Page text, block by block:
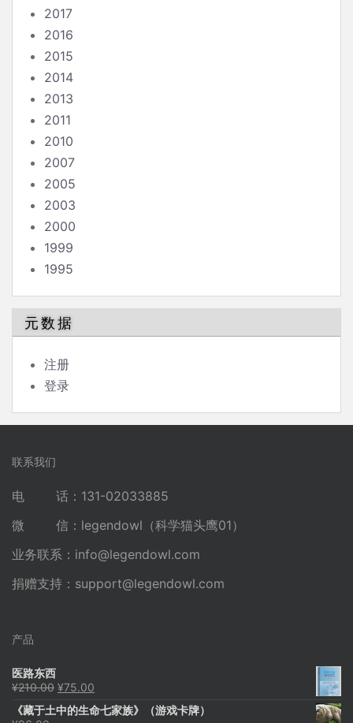
2017
2016
2015
2014
2013
2011
2010
2007
2005
2003
2000
1999
1995
元数据
注册
登录
联系我们
电 话：131-02033885
微 信：legendowl（科学猫头鹰01）
业务联系： info@legendowl.com
捐赠支持： support@legendowl.com
产品
医路东西
¥210.00 原
为：
¥75.00
价
《藏于土中的生命七家族》（游戏卡牌）